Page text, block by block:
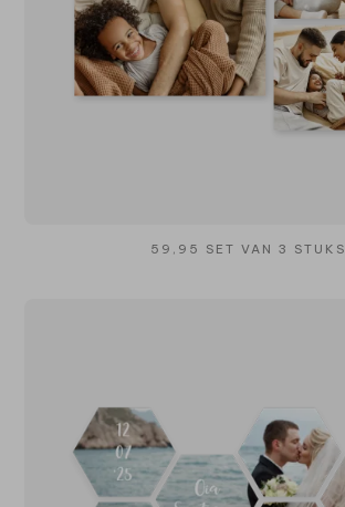
59,95 SET VAN 3 STUKS